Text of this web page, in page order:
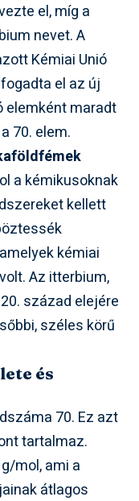
el, míg a
nevet. A
Kémiai Unió
el az új
elemként maradt
70. elem.
a kémikusoknak
kellett
kémiai
Az itterbium,
század elejére
széles körű
és
70. Ez azt
tartalmaz.
mol, ami a
átlagos